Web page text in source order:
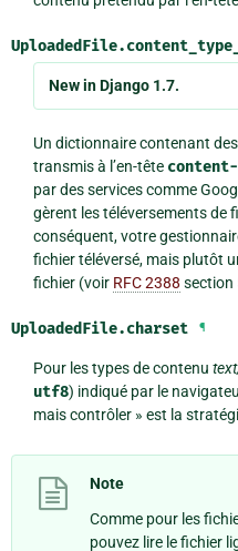
UploadedFile.
New in Django 1.7.
Un dictionnaire contenant
transmis à l’en-tête
par des services comme
gèrent les téléversements de
conséquent, votre
fichier téléversé, mais plutôt
fichier (voir RFC 2388 section
UploadedFile.charset ¶
Pour les types de contenu
utf8) indiqué par le
mais contrôler » est la
Note
Comme pour les
pouvez lire le fichier